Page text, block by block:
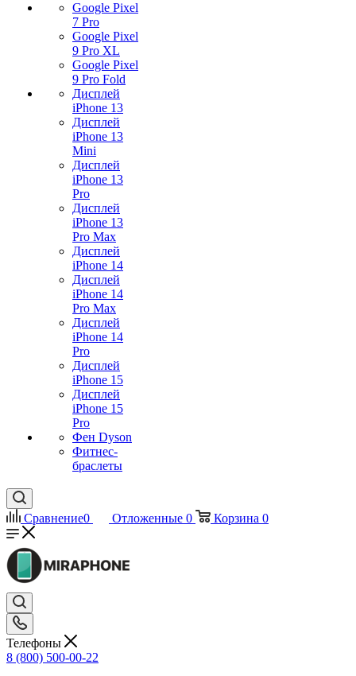
Google Pixel
7 Pro
Google Pixel
9 Pro XL
Google Pixel
9 Pro Fold
Дисплей
iPhone 13
Дисплей
iPhone 13
Mini
Дисплей
iPhone 13
Pro
Дисплей
iPhone 13
Pro Max
Дисплей
iPhone 14
Дисплей
iPhone 14
Pro Max
Дисплей
iPhone 14
Pro
Дисплей
iPhone 15
Дисплей
iPhone 15
Pro
Фен Dyson
Фитнес-
браслеты
Сравнение0 Отложенные 0 Корзина 0
Телефоны
8 (800) 500-00-22